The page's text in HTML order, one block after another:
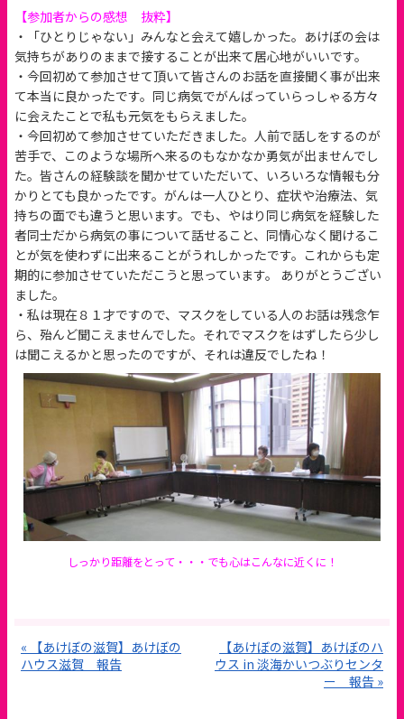
【参加者からの感想 抜粋】
・「ひとりじゃない」みんなと会えて嬉しかった。あけぼの会は
気持ちがありのままで接することが出来て居心地がいいです。
・今回初めて参加させて頂いて皆さんのお話を直接聞く事が出来
て本当に良かったです。同じ病気でがんばっていらっしゃる方々
に会えたことで私も元気をもらえました。
・今回初めて参加させていただきました。人前で話しをするのが
苦手で、このような場所へ来るのもなかなか勇気が出ませんでし
た。皆さんの経験談を聞かせていただいて、いろいろな情報も分
かりとても良かったです。がんは一人ひとり、症状や治療法、気
持ちの面でも違うと思います。でも、やはり同じ病気を経験した
者同士だから病気の事について話せること、同情心なく聞けるこ
とが気を使わずに出来ることがうれしかったです。これからも定
期的に参加させていただこうと思っています。 ありがとうござい
ました。
・私は現在８１才ですので、マスクをしている人のお話は残念乍
ら、殆んど聞こえませんでした。それでマスクをはずしたら少し
は聞こえるかと思ったのですが、それは違反でしたね！
しっかり距離をとって・・・でも心はこんなに近くに！
« 【あけぼの滋賀】あけぼの
ハウス滋賀 報告
【あけぼの滋賀】あけぼのハ
ウス in 淡海かいつぶりセンタ
ー 報告 »